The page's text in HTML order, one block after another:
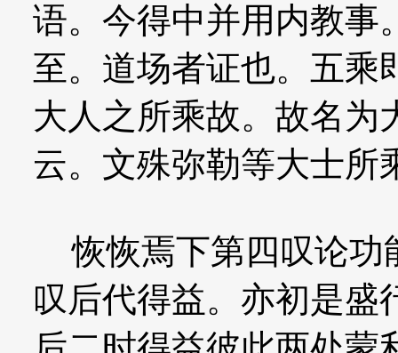
语。今得中并用内教事
至。道场者证也。五乘
大人之所乘故。故名为
云。文殊弥勒等大士所
恢恢焉下第四叹论功
叹后代得益。亦初是盛